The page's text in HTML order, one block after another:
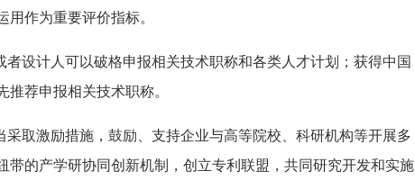
作为重要评价指标。
设计人可以破格申报相关技术职称和各类人才计划；获得中国
荐申报相关技术职称。
取激励措施，鼓励、支持企业与高等院校、科研机构等开展多
带的产学研协同创新机制，创立专利联盟，共同研究开发和实施